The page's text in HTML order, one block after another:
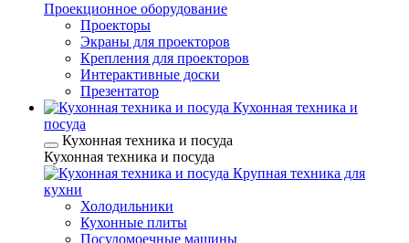
Проекционное оборудование
Проекторы
Экраны для проекторов
Крепления для проекторов
Интерактивные доски
Презентатор
Кухонная техника и
посуда
Кухонная техника и посуда
Кухонная техника и посуда
Крупная техника для
кухни
Холодильники
Кухонные плиты
Посудомоечные машины